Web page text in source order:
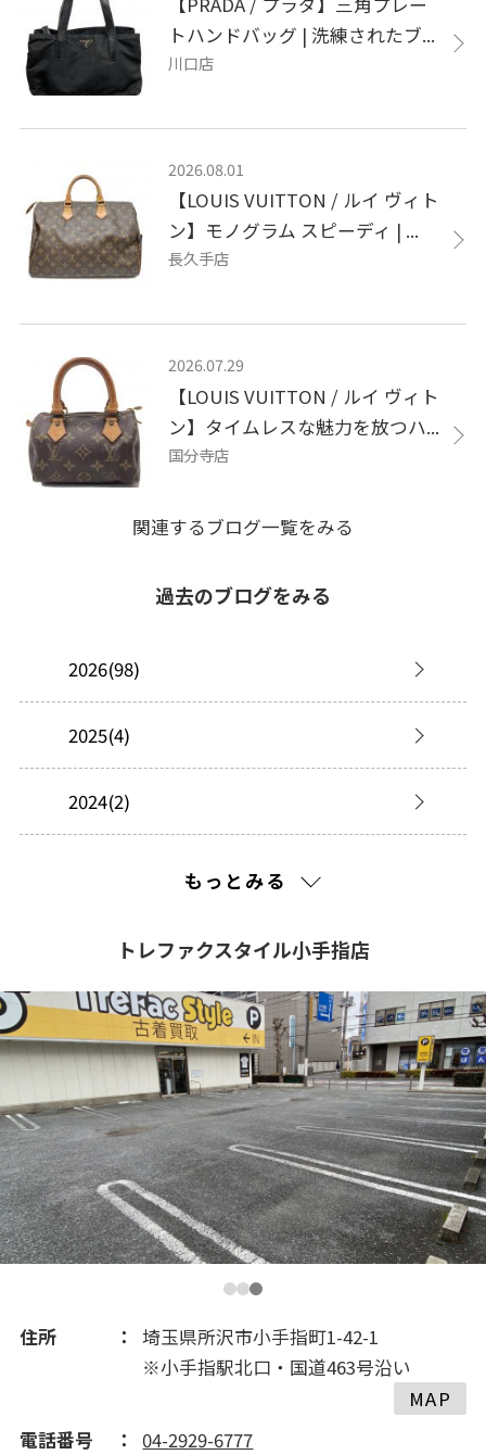
トハンドバッグ | 洗練されたブ...
川口店
2026.08.01
【LOUIS VUITTON / ルイ ヴィト
ン】モノグラム スピーディ | ...
長久手店
2026.07.29
【LOUIS VUITTON / ルイ ヴィト
ン】タイムレスな魅力を放つハ...
国分寺店
関連するブログ一覧をみる
過去のブログをみる
2026(98)
2025(4)
2024(2)
2021(199)
2020(264)
2019(62)
2018(108)
2017(268)
2016(454)
もっとみる
トレファクスタイル小手指店
住所
埼玉県所沢市小手指町1-42-1
※小手指駅北口・国道463号沿い
MAP
電話番号
04-2929-6777